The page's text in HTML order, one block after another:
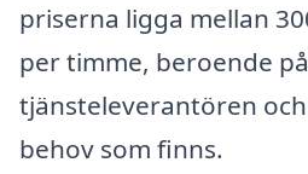
priserna ligga mellan
per timme, beroende på
tjänsteleverantören
behov som finns.